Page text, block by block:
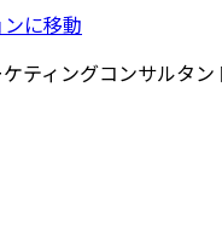
に移動
ティングコンサルタン